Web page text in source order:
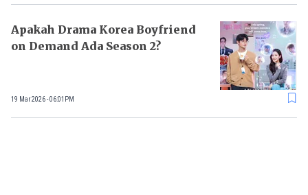
Apakah Drama Korea Boyfriend
on Demand Ada Season 2?
19 Mar 2026 - 06:01PM